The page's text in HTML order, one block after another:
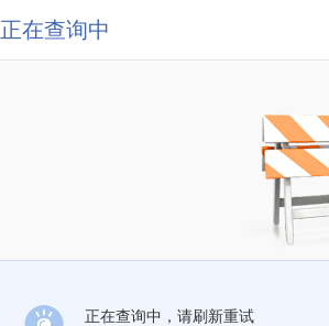
正在查询中
正在查询中，请刷新重试